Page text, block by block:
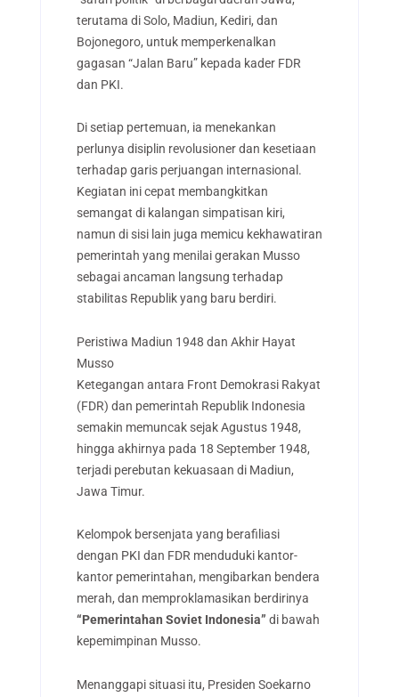
terutama di Solo, Madiun, Kediri, dan
Bojonegoro, untuk memperkenalkan
gagasan “Jalan Baru” kepada kader FDR
dan PKI.
Di setiap pertemuan, ia menekankan
perlunya disiplin revolusioner dan kesetiaan
terhadap garis perjuangan internasional.
Kegiatan ini cepat membangkitkan
semangat di kalangan simpatisan kiri,
namun di sisi lain juga memicu kekhawatiran
pemerintah yang menilai gerakan Musso
sebagai ancaman langsung terhadap
stabilitas Republik yang baru berdiri.
Peristiwa Madiun 1948 dan Akhir Hayat
Musso
Ketegangan antara Front Demokrasi Rakyat
(FDR) dan pemerintah Republik Indonesia
semakin memuncak sejak Agustus 1948,
hingga akhirnya pada 18 September 1948,
terjadi perebutan kekuasaan di Madiun,
Jawa Timur.
Kelompok bersenjata yang berafiliasi
dengan PKI dan FDR menduduki kantor-
kantor pemerintahan, mengibarkan bendera
merah, dan memproklamasikan berdirinya
“Pemerintahan Soviet Indonesia” di bawah
kepemimpinan Musso.
Menanggapi situasi itu, Presiden Soekarno